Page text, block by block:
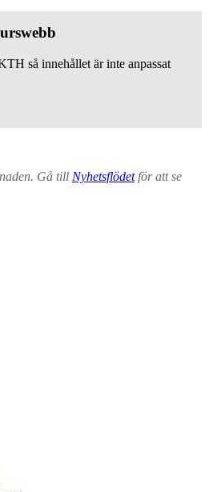
så innehållet är inte anpassat
Gå till Nyhetsflödetför att se